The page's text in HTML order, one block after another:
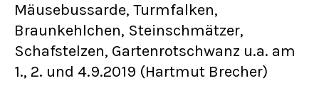
Mäusebussarde, Turmfalken,
Braunkehlchen, Steinschmätzer,
Schafstelzen, Gartenrotschwanz u.a. am
1., 2. und 4.9.2019 (Hartmut Brecher)